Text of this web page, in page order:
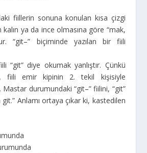
fiillerin sonuna konulan kısa çizgi
ya da ince olmasına göre “mak,
“git–” biçiminde yazılan bir fiili
“git” diye okumak yanlıştır. Çünkü
fiili emir kipinin 2. tekil kişisiyle
durumundaki “git–” fiilini, “git”
Anlamı ortaya çıkar ki, kastedilen